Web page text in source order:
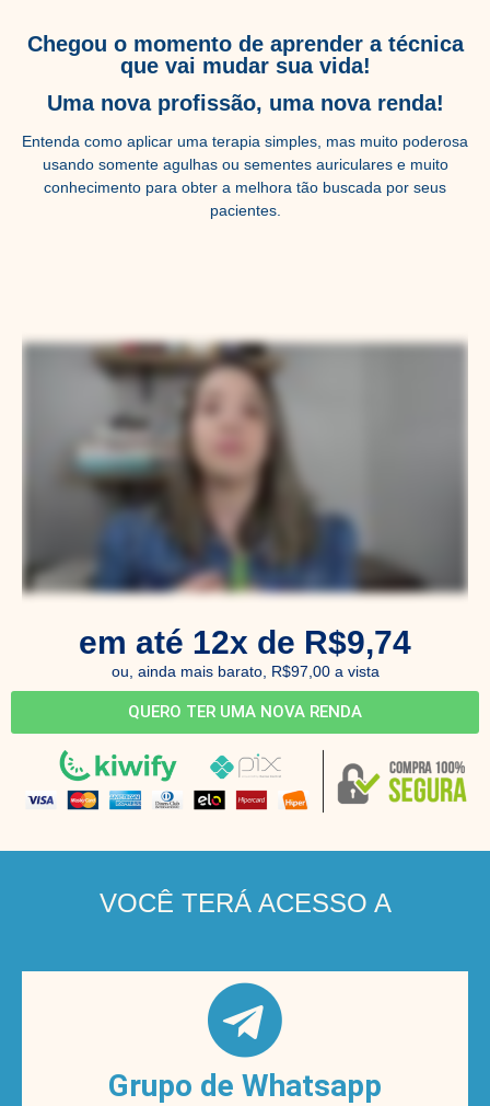
Chegou o momento de aprender a técnica
que vai mudar sua vida!
Uma nova profissão, uma nova renda!
Entenda como aplicar uma terapia simples, mas muito poderosa
usando somente agulhas ou sementes auriculares e muito
conhecimento para obter a melhora tão buscada por seus
pacientes.
em até 12x de R$9,74
ou, ainda mais barato, R$97,00 a vista
QUERO TER UMA NOVA RENDA
VOCÊ TERÁ ACESSO A
Grupo de Whatsapp